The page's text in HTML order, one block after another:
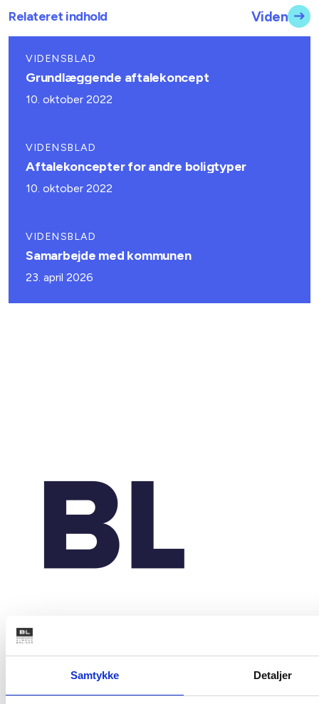
Samtykke Detaljer
Relateret indhold Viden
VIDENSBLAD
Grundlæggende aftalekoncept
10. oktober 2022
VIDENSBLAD
Aftalekoncepter for andre boligtyper
10. oktober 2022
VIDENSBLAD
Samarbejde med kommunen
23. april 2026
6.1, 8000 Aarhus C
T +45 33 76 20 00